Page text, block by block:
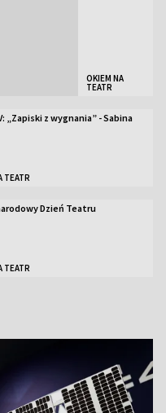
OKIEM NA
TEATR
„Zapiski z wygnania” - Sabina
TEATR
Dzień Teatru
TEATR